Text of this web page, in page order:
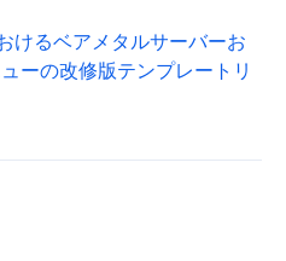
けるベアメタルサーバーお
ーの改修版テンプレートリ